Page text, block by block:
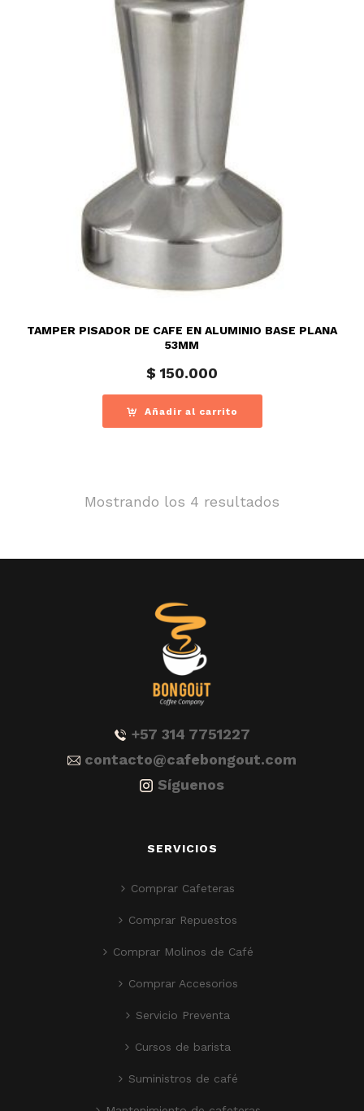
TAMPER PISADOR DE CAFE EN ALUMINIO BASE PLANA
53MM
$ 150.000
Añadir al carrito
Mostrando los 4 resultados
+57 314 7751227
contacto@cafebongout.com
Síguenos
SERVICIOS
Comprar Cafeteras
Comprar Repuestos
Comprar Molinos de Café
Comprar Accesorios
Servicio Preventa
Cursos de barista
Suministros de café